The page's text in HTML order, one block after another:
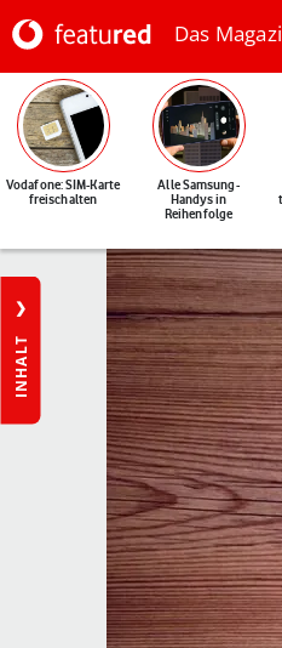
Das
Vodafone: SIM-Karte
freischalten
Alle Samsung-
Handys in
Reihenfolge
INHALT